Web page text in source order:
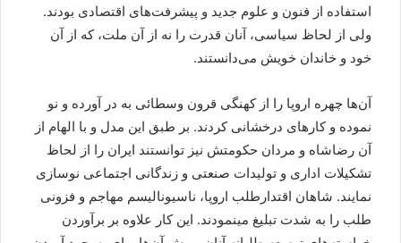
استفاده از فنون و علوم جدید و پیشرفت‌های اقتصادی بودند.
ولی از لحاظ سیاسی، آنان قدرت را نه از آن ملت، که از آن
خود و خاندان خویش می‌دانستند.
آن‌ها چهره اروپا را از کهنگی قرون وسطائی به در آورده و نو
نموده و کارهای درخشانی کردند. بر طبق این مدل و با الهام از
آن رضاشاه و مردان حکومتش نیز ‌توانستند ایران را از لحاظ
تشکیلات اداری و تولیدات صنعتی و زندگانی اجتماعی نوسازی
نمایند. شاهان اقتدارطلب اروپا، ناسیونالیسم مهاجم و فزونی
طلب را به شدت تبلیغ مینمودند. این کار علاوه بر برآوردن